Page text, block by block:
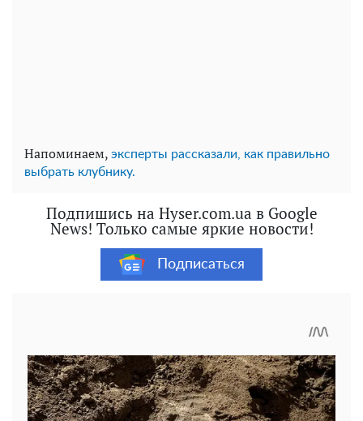
Напоминаем, эксперты рассказали, как правильно
выбрать клубнику.
Подпишись на Hyser.com.ua в Google
News! Только самые яркие новости!
Подписаться